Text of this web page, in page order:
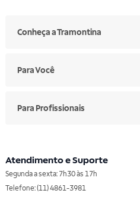
Conheça a Tramontina
Para Você
Para Profissionais
Atendimento e Suporte
Segunda a sexta: 7h30 às 17h
Telefone: (11) 4861-3981